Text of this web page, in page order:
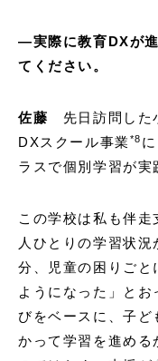
―実際に教育DXが
てください。
佐藤
先日訪問した
DXスクール事業 *8
ラスで個別学習が実
この学校は私も伴
人ひとりの学習状
分、児童の困りごと
ようになった」と
びをベースに、子ど
かって学習を進める